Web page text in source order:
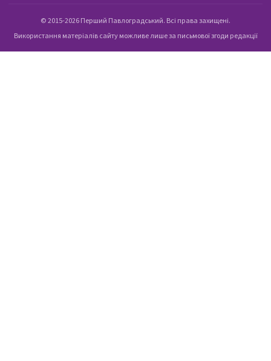
© 2015-2026 Перший Павлоградський. Всі права захищені.
Використання матеріалів сайту можливе лише за письмової згоди редакції